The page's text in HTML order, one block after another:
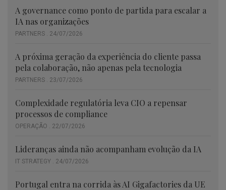
A governance como ponto de partida para escalar a
IA nas organizações
PARTNERS . 24/07/2026
A próxima geração da experiência do cliente passa
pela colaboração, não apenas pela tecnologia
PARTNERS . 23/07/2026
Complexidade regulatória leva CIO a repensar
processos de compliance
OPERAÇÃO . 22/07/2026
Lideranças ainda não acompanham evolução da IA
IT STRATEGY . 24/07/2026
Portugal entra na corrida às AI Gigafactories da UE